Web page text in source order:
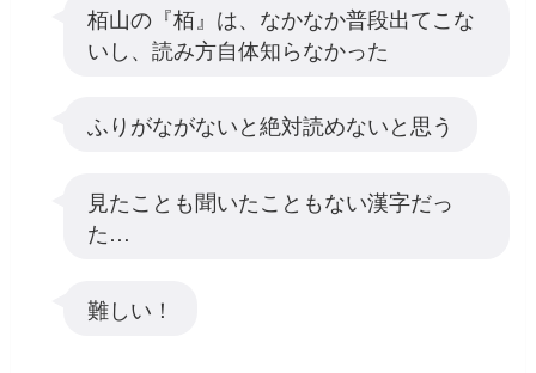
栢山の『栢』は、なかなか普段出てこな
いし、読み方自体知らなかった
ふりがながないと絶対読めないと思う
見たことも聞いたこともない漢字だっ
た…
難しい！